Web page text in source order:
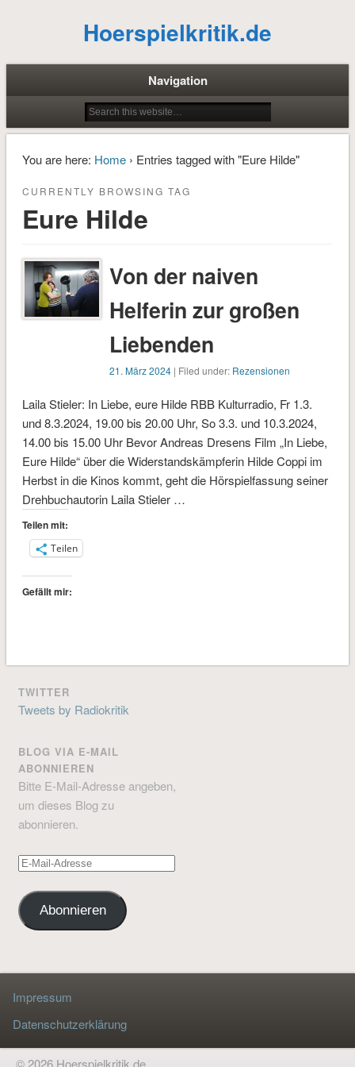
Hoerspielkritik.de
Navigation
You are here: Home› Entries tagged with "Eure Hilde"
CURRENTLY BROWSING TAG
Eure Hilde
Von der naiven
Helferin zur großen
Liebenden
21. März 2024 | Filed under: Rezensionen
Laila Stieler: In Liebe, eure Hilde RBB Kulturradio, Fr 1.3.
und 8.3.2024, 19.00 bis 20.00 Uhr, So 3.3. und 10.3.2024,
14.00 bis 15.00 Uhr Bevor Andreas Dresens Film „In Liebe,
Eure Hilde“ über die Widerstandskämpferin Hilde Coppi im
Herbst in die Kinos kommt, geht die Hörspielfassung seiner
Drehbuchautorin Laila Stieler …
Teilen mit:
Teilen
Gefällt mir:
TWITTER
Tweets by Radiokritik
BLOG VIA E-MAIL
ABONNIEREN
Bitte E-Mail-Adresse angeben,
um dieses Blog zu
abonnieren.
E-
Adresse
Abonnieren
Impressum
Datenschutzerklärung
© 2026 Hoerspielkritik.de